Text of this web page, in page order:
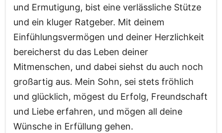
und Ermutigung, bist eine verlässliche Stütze
und ein kluger Ratgeber. Mit deinem
Einfühlungsvermögen und deiner Herzlichkeit
bereicherst du das Leben deiner
Mitmenschen, und dabei siehst du auch noch
großartig aus. Mein Sohn, sei stets fröhlich
und glücklich, mögest du Erfolg, Freundschaft
und Liebe erfahren, und mögen all deine
Wünsche in Erfüllung gehen.